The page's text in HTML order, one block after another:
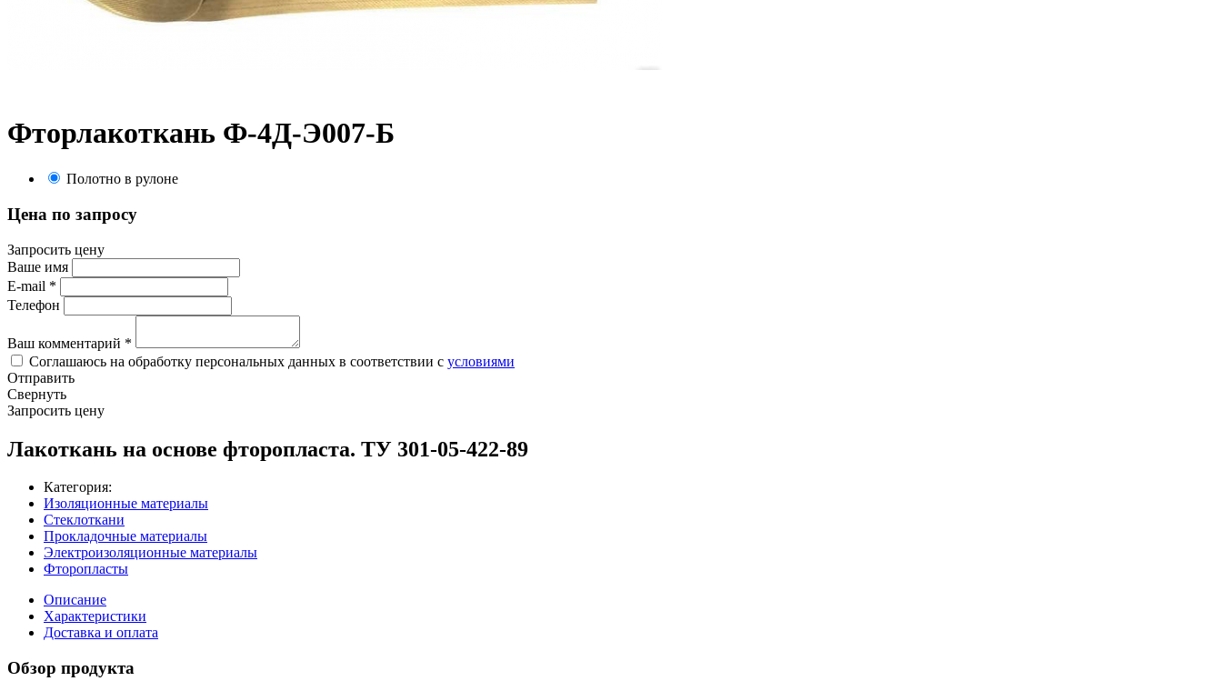
Фторлакоткань Ф-4Д-Э007-Б
Полотно в рулоне
Цена по запросу
Запросить цену
Ваше имя
E-mail *
Телефон
Ваш комментарий *
Соглашаюсь на обработку персональных данных в соответствии с условиями
Отправить
Свернуть
Запросить цену
Лакоткань на основе фторопласта. ТУ 301-05-422-89
Категория:
Изоляционные материалы
Стеклоткани
Прокладочные материалы
Электроизоляционные материалы
Фторопласты
Описание
Характеристики
Доставка и оплата
Обзор продукта